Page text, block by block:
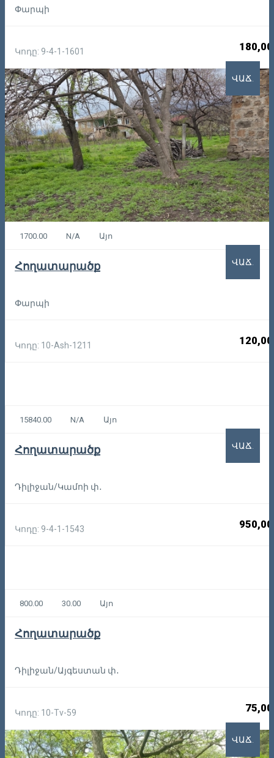
Փարպի
Կոդը: 9-4-1-1601
ՎԱՃ.
1700.00 N/A Այո
Հողատարածք
Փարպի
Կոդը: 10-Ash-1211
ՎԱՃ.
15840.00 N/A Այո
Հողատարածք
Դիլիջան/Կամոի փ․
Կոդը: 9-4-1-1543
ՎԱՃ.
800.00 30.00 Այո
Հողատարածք
Դիլիջան/Այգեստան փ․
Կոդը: 10-Tv-59
ՎԱՃ.